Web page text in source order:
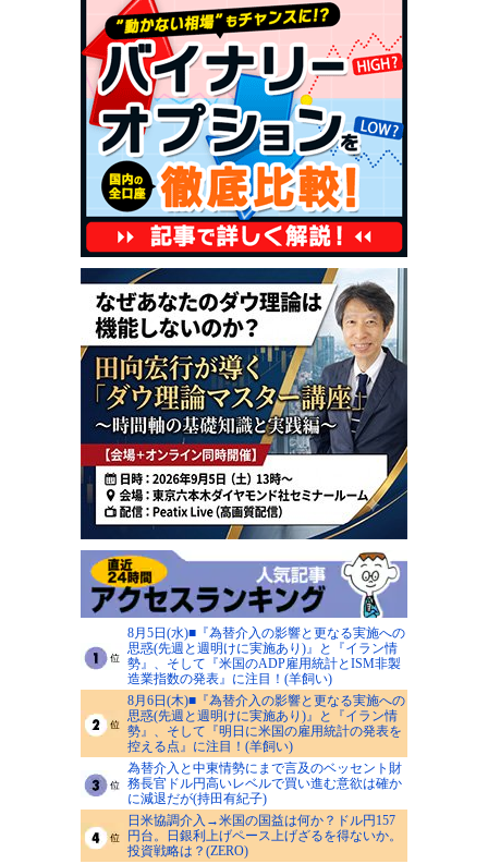
8月5日(水)■『為替介入の影響と更なる実施への
思惑(先週と週明けに実施あり)』と『イラン情
勢』、そして『米国のADP雇用統計とISM非製
造業指数の発表』に注目！(羊飼い)
8月6日(木)■『為替介入の影響と更なる実施への
思惑(先週と週明けに実施あり)』と『イラン情
勢』、そして『明日に米国の雇用統計の発表を
控える点』に注目！(羊飼い)
為替介入と中東情勢にまで言及のベッセント財
務長官ドル円高いレベルで買い進む意欲は確か
に減退だが(持田有紀子)
日米協調介入→米国の国益は何か？ドル円157
円台。日銀利上げペース上げざるを得ないか。
投資戦略は？(ZERO)